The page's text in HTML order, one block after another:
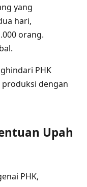
yang
hari,
orang.
PHK
produksi dengan
Upah
PHK,